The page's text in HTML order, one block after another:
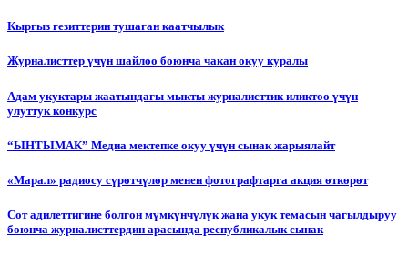
Кыргыз гезиттерин тушаган каатчылык
Журналисттер үчүн шайлоо боюнча чакан окуу куралы
Адам укуктары жаатындагы мыкты журналисттик иликтөө үчүн
улуттук конкурс
“ЫНТЫМАК” Медиа мектепке окуу үчүн сынак жарыялайт
«Марал» радиосу сүрөтчүлөр менен фотографтарга акция өткөрөт
Сот адилеттигине болгон мүмкүнчүлүк жана укук темасын чагылдыруу
боюнча журналисттердин арасында республикалык сынак